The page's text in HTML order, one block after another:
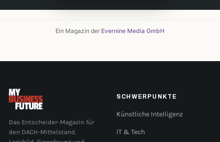
Ein Magazin der Evernine Media GmbH
Das Entscheider-Magazin für
den DACH-Mittelstand.
SCHWERPUNKTE
Künstliche Intelligenz
IT & Tech